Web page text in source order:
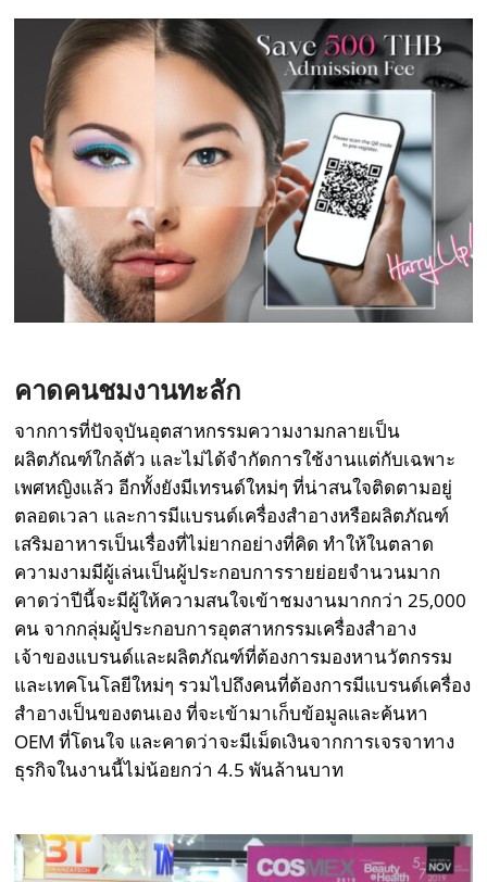
คาดคนชมงานทะลัก
จากการที่ปัจจุบันอุตสาหกรรมความงามกลายเป็น
ผลิตภัณฑ์ใกล้ตัว และไม่ได้จำกัดการใช้งานแต่กับเฉพาะ
เพศหญิงแล้ว อีกทั้งยังมีเทรนด์ใหม่ๆ ที่น่าสนใจติดตามอยู่
ตลอดเวลา และการมีแบรนด์เครื่องสำอางหรือผลิตภัณฑ์
เสริมอาหารเป็นเรื่องที่ไม่ยากอย่างที่คิด ทำให้ในตลาด
ความงามมีผู้เล่นเป็นผู้ประกอบการรายย่อยจำนวนมาก
คาดว่าปีนี้จะมีผู้ให้ความสนใจเข้าชมงานมากกว่า 25,000
คน จากกลุ่มผู้ประกอบการอุตสาหกรรมเครื่องสำอาง
เจ้าของแบรนด์และผลิตภัณฑ์ที่ต้องการมองหานวัตกรรม
และเทคโนโลยีใหม่ๆ รวมไปถึงคนที่ต้องการมีแบรนด์เครื่อง
สำอางเป็นของตนเอง ที่จะเข้ามาเก็บข้อมูลและค้นหา
OEM ที่โดนใจ และคาดว่าจะมีเม็ดเงินจากการเจรจาทาง
ธุรกิจในงานนี้ไม่น้อยกว่า 4.5 พันล้านบาท